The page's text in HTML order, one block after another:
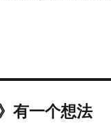
有一个想法